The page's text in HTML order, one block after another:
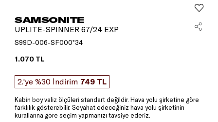
SAMSONITE
UPLITE-SPINNER 67/24 EXP
S99D-006-SF000*34
1.070 TL
2.'ye %30 İndirim 749 TL
Kabin boy valiz ölçüleri standart değildir. Hava yolu şirketine göre
farklılık gösterebilir. Seyahat edeceğiniz hava yolu şirketinin
kurallarına göre seçim yapmanızı tavsiye ederiz.